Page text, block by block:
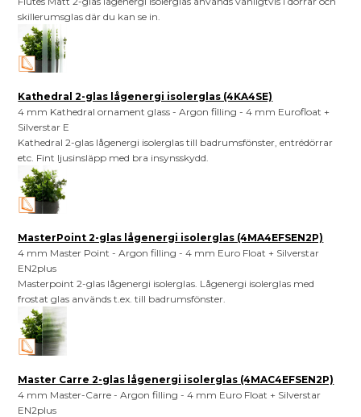
skillerumsglas där du kan se in.
Kathedral 2-glas lågenergi isolerglas (4KA4SE)
4 mm Kathedral ornament glass - Argon filling - 4 mm Eurofloat +
Silverstar E
Kathedral 2-glas lågenergi isolerglas till badrumsfönster, entrédörrar
etc. Fint ljusinsläpp med bra insynsskydd.
MasterPoint 2-glas lågenergi isolerglas (4MA4EFSEN2P)
4 mm Master Point - Argon filling - 4 mm Euro Float + Silverstar
EN2plus
Masterpoint 2-glas lågenergi isolerglas. Lågenergi isolerglas med
frostat glas används t.ex. till badrumsfönster.
Master Carre 2-glas lågenergi isolerglas (4MAC4EFSEN2P)
4 mm Master-Carre - Argon filling - 4 mm Euro Float + Silverstar
EN2plus